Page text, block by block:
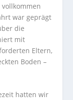
war geprägt
die
mit
Eltern,
Boden –
hatten wir